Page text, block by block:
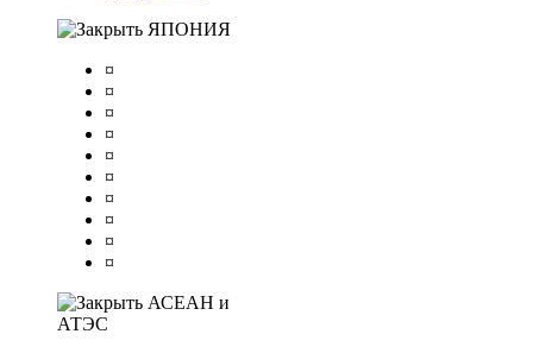
ЯПОНИЯ
¤
¤
¤
¤
¤
¤
¤
¤
¤
¤
АСЕАН и
АТЭС